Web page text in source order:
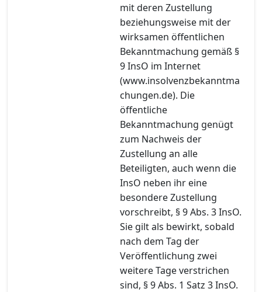
mit deren Zustellung
beziehungsweise mit der
wirksamen öffentlichen
Bekanntmachung gemäß §
9 InsO im Internet
(www.insolvenzbekanntma
chungen.de). Die
öffentliche
Bekanntmachung genügt
zum Nachweis der
Zustellung an alle
Beteiligten, auch wenn die
InsO neben ihr eine
besondere Zustellung
vorschreibt, § 9 Abs. 3 InsO.
Sie gilt als bewirkt, sobald
nach dem Tag der
Veröffentlichung zwei
weitere Tage verstrichen
sind, § 9 Abs. 1 Satz 3 InsO.